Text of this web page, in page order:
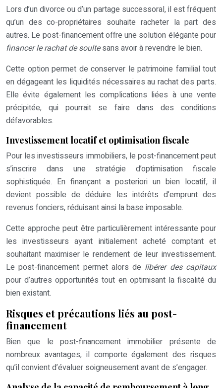
Lors d’un divorce ou d’un partage successoral, il est fréquent
qu’un des co-propriétaires souhaite racheter la part des
autres. Le post-financement offre une solution élégante pour
financer le rachat de soultesans avoir à revendre le bien.
Cette option permet de conserver le patrimoine familial tout
en dégageant les liquidités nécessaires au rachat des parts.
Elle évite également les complications liées à une vente
précipitée, qui pourrait se faire dans des conditions
défavorables.
Investissement locatif et optimisation fiscale
Pour les investisseurs immobiliers, le post-financement peut
s’inscrire dans une stratégie d’optimisation fiscale
sophistiquée. En finançant a posteriori un bien locatif, il
devient possible de déduire les intérêts d’emprunt des
revenus fonciers, réduisant ainsi la base imposable.
Cette approche peut être particulièrement intéressante pour
les investisseurs ayant initialement acheté comptant et
souhaitant maximiser le rendement de leur investissement.
Le post-financement permet alors de libérer des capitaux
pour d’autres opportunités tout en optimisant la fiscalité du
bien existant.
Risques et précautions liés au post-
financement
Bien que le post-financement immobilier présente de
nombreux avantages, il comporte également des risques
qu’il convient d’évaluer soigneusement avant de s’engager.